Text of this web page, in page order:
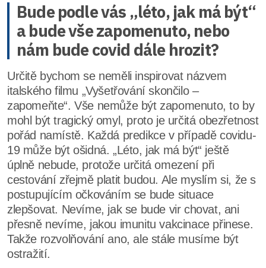
Bude podle vás „léto, jak má být“
a bude vše zapomenuto, nebo
nám bude covid dále hrozit?
Určitě bychom se neměli inspirovat názvem
italského filmu „Vyšetřování skončilo –
zapomeňte“. Vše nemůže být zapomenuto, to by
mohl být tragický omyl, proto je určitá obezřetnost
pořád namístě. Každá predikce v případě covidu-
19 může být ošidná. „Léto, jak má být“ ještě
úplně nebude, protože určitá omezení při
cestování zřejmě platit budou. Ale myslím si, že s
postupujícím očkováním se bude situace
zlepšovat. Nevíme, jak se bude vir chovat, ani
přesně nevíme, jakou imunitu vakcinace přinese.
Takže rozvolňování ano, ale stále musíme být
ostražití.